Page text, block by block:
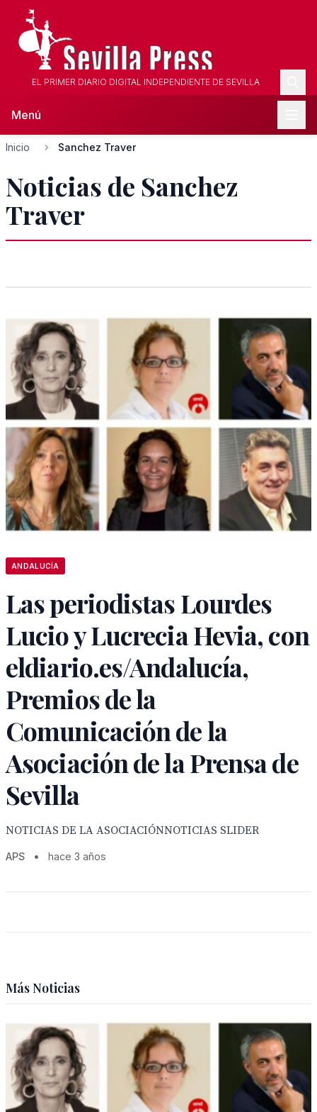
EL PRIMER DIARIO DIGITAL INDEPENDIENTE DE SEVILLA
Menú
Inicio Sanchez Traver
Noticias de Sanchez
Traver
ANDALUCÍA
Las periodistas Lourdes
Lucio y Lucrecia Hevia, con
eldiario.es/Andalucía,
Premios de la
Comunicación de la
Asociación de la Prensa de
Sevilla
NOTICIAS DE LA ASOCIACIÓNNOTICIAS SLIDER
APS • hace 3 años
Más Noticias